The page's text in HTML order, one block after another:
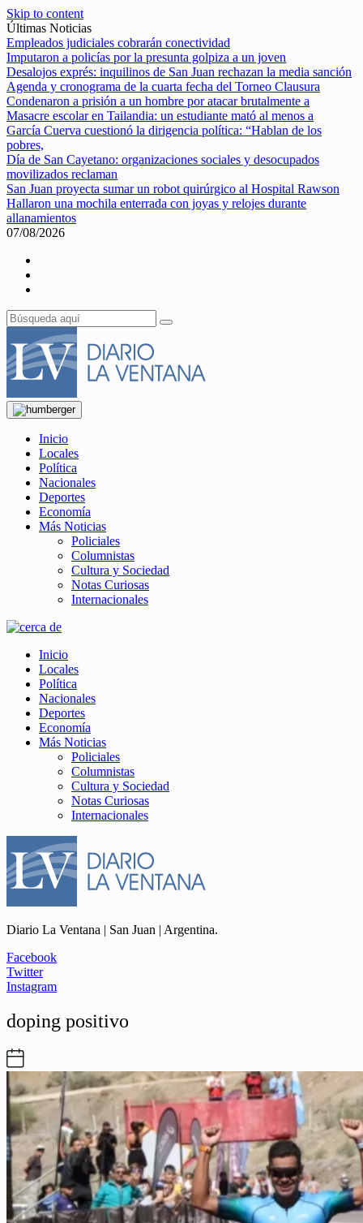
Skip to content
Últimas Noticias
Empleados judiciales cobrarán conectividad
Imputaron a policías por la presunta golpiza a un joven
Desalojos exprés: inquilinos de San Juan rechazan la media sanción
Agenda y cronograma de la cuarta fecha del Torneo Clausura
Condenaron a prisión a un hombre por atacar brutalmente a
Masacre escolar en Tailandia: un estudiante mató al menos a
García Cuerva cuestionó la dirigencia política: “Hablan de los
pobres,
Día de San Cayetano: organizaciones sociales y desocupados
movilizados reclaman
San Juan proyecta sumar un robot quirúrgico al Hospital Rawson
Hallaron una mochila enterrada con joyas y relojes durante
allanamientos
07/08/2026
Inicio
Locales
Política
Nacionales
Deportes
Economía
Más Noticias
Policiales
Columnistas
Cultura y Sociedad
Notas Curiosas
Internacionales
Inicio
Locales
Política
Nacionales
Deportes
Economía
Más Noticias
Policiales
Columnistas
Cultura y Sociedad
Notas Curiosas
Internacionales
Diario La Ventana | San Juan | Argentina.
Facebook
Twitter
Instagram
doping positivo